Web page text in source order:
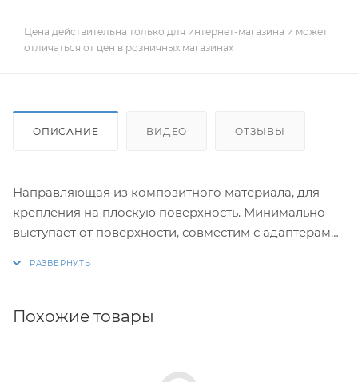
Цена действительна только для интернет-магазина и может
отличаться от цен в розничных магазинах
ОПИСАНИЕ ВИДЕО ОТЗЫВЫ
Направляющая из композитного материала, для
крепления на плоскую поверхность. Минимально
выступает от поверхности, совместим с адаптерами
Длина 4".
Похожие товары